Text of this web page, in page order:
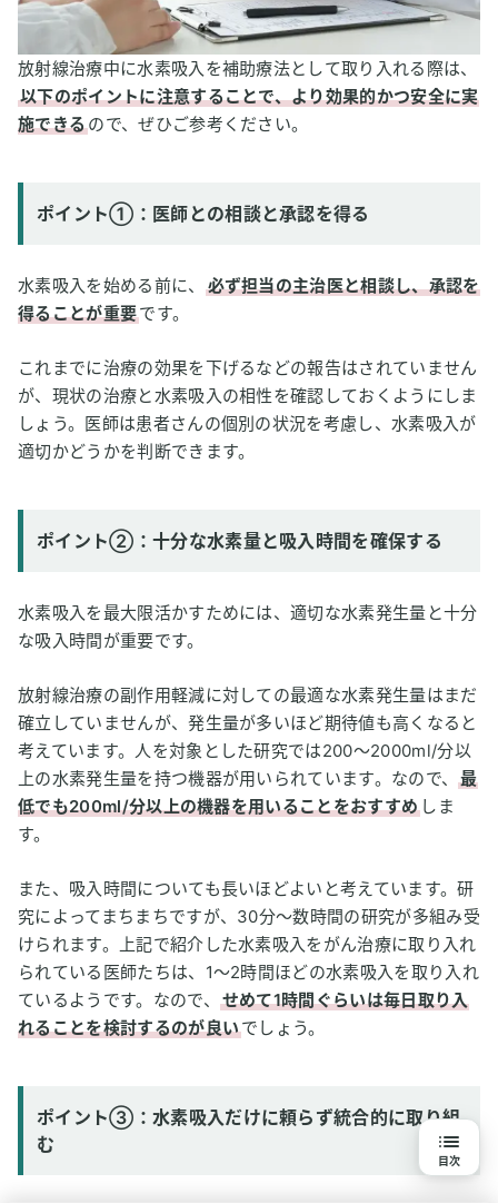
放射線治療中に水素吸入を補助療法として取り入れる際は、
以下のポイントに注意することで、より効果的かつ安全に実
施できるので、ぜひご参考ください。
ポイント①：医師との相談と承認を得る
水素吸入を始める前に、
必ず担当の主治医と相談し、承認を
得ることが重要です。
これまでに治療の効果を下げるなどの報告はされていません
が、現状の治療と水素吸入の相性を確認しておくようにしま
しょう。医師は患者さんの個別の状況を考慮し、水素吸入が
適切かどうかを判断できます。
ポイント②：十分な水素量と吸入時間を確保する
水素吸入を最大限活かすためには、適切な水素発生量と十分
な吸入時間が重要です。
放射線治療の副作用軽減に対しての最適な水素発生量はまだ
確立していませんが、発生量が多いほど期待値も高くなると
考えています。人を対象とした研究では200〜2000ml/分以
上の水素発生量を持つ機器が用いられています。なので、最
低でも200ml/分以上の機器を用いることをおすすめ しま
す。
また、吸入時間についても長いほどよいと考えています。研
究によってまちまちですが、30分〜数時間の研究が多組み受
けられます。上記で紹介した水素吸入をがん治療に取り入れ
られている医師たちは、1〜2時間ほどの水素吸入を取り入れ
ているようです。なので、
せめて1時間ぐらいは毎日取り入
れることを検討するのが良いでしょう。
ポイント③：水素吸入だけに頼らず統合的に取り組
む
目次